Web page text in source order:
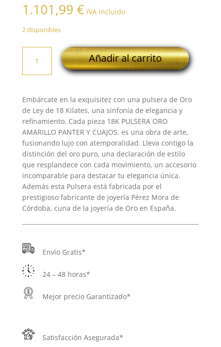
1.101,99 € IVA incluido
2 disponibles
PULSERA
ORO
PANTER
Y
CUAJOS.
Añadir al carrito
Embárcate en la exquisitez con una pulsera de Oro
de Ley de 18 Kilates, una sinfonía de elegancia y
refinamiento. Cada pieza 18K PULSERA ORO
AMARILLO PANTER Y CUAJOS. es una obra de arte,
fusionando lujo con atemporalidad. Lleva contigo la
distinción del oro puro, una declaración de estilo
que resplandece con cada movimiento, un accesorio
incomparable para destacar tu elegancia única.
Además esta Pulsera está fabricada por el
prestigioso fabricante de joyería Pérez Mora de
Córdoba, cuna de la joyería de Oro en España.
Envío Gratis*
24 – 48 horas*
Mejor precio Garantizado*
Satisfacción Asegurada*